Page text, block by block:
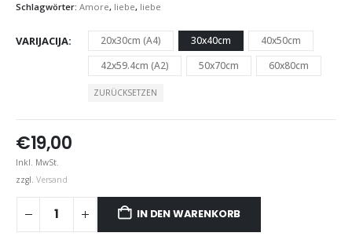
Schlagwörter: Amore, liebe, liebe
VARIJACIJA 20x30cm (A4) 30x40cm
40x50cm
42x59.4cm (A2)
50x70cm 60x80cm
ZURÜCKSETZEN
€19,00
Inkl. MwSt.
zzgl. Versand
IN DEN WARENKORB